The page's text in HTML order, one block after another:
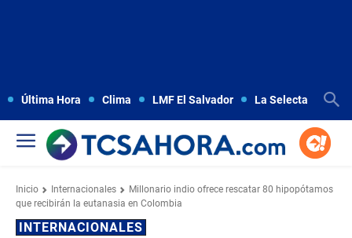
Última Hora Clima LMF El Salvador La Selecta
Inicio Internacionales
Millonario indio ofrece rescatar 80 hipopótamos
que recibirán la eutanasia en Colombia
INTERNACIONALES